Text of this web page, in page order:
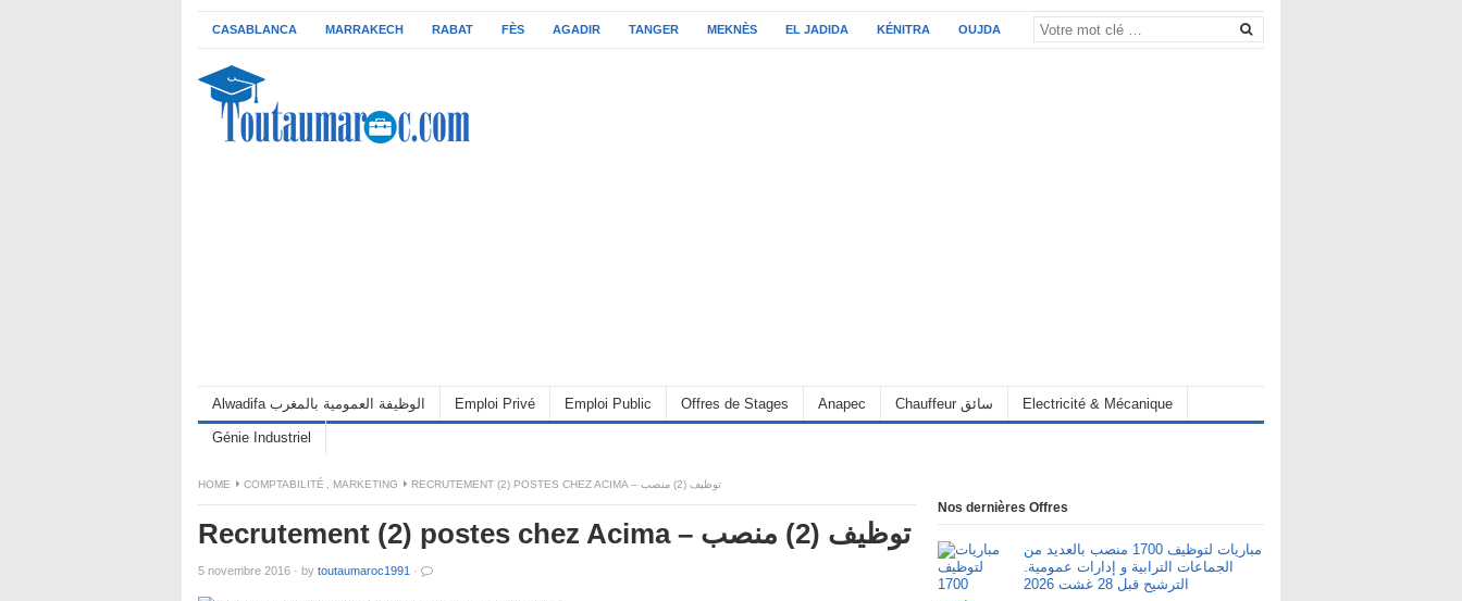
CASABLANCA MARRAKECH RABAT FÈS AGADIR TANGER MEKNÈS EL JADIDA KÉNITRA OUJDA
Alwadifa الوظيفة العمومية بالمغرب Emploi Privé Emploi Public Offres de Stages Anapec Chauffeur سائق Electricité & Mécanique
Génie Industriel
HOME COMPTABILITÉ MARKETING RECRUTEMENT (2) POSTES CHEZ ACIMA – توظيف (2) منصب
Recrutement (2) postes chez Acima – توظيف (2) منصب
5 novembre 2016 · by toutaumaroc1991 ·
Nos dernières Offres
مباريات لتوظيف 1700 منصب بالعديد من
الجماعات الترابية و إدارات عمومية.
الترشيح قبل 28 غشت 2026